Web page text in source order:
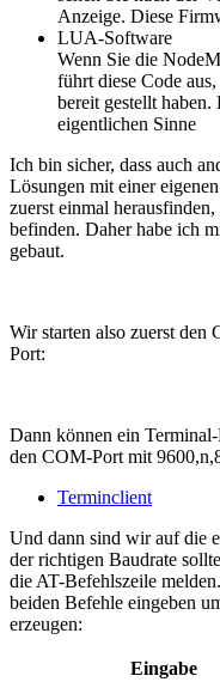
Anzeige. Diese
LUA-Software
Wenn Sie die
führt diese Code
bereit gestellt
eigentlichen Sinne
Ich bin sicher, dass auch
Lösungen mit einer
zuerst einmal
befinden. Daher habe ich
gebaut.
Wir starten also zuerst den
Port:
Dann können ein
den COM-Port mit
Terminclient
Und dann sind wir auf die
der richtigen Baudrate
die AT-Befehlszeile
beiden Befehle eingeben
erzeugen:
Eingabe